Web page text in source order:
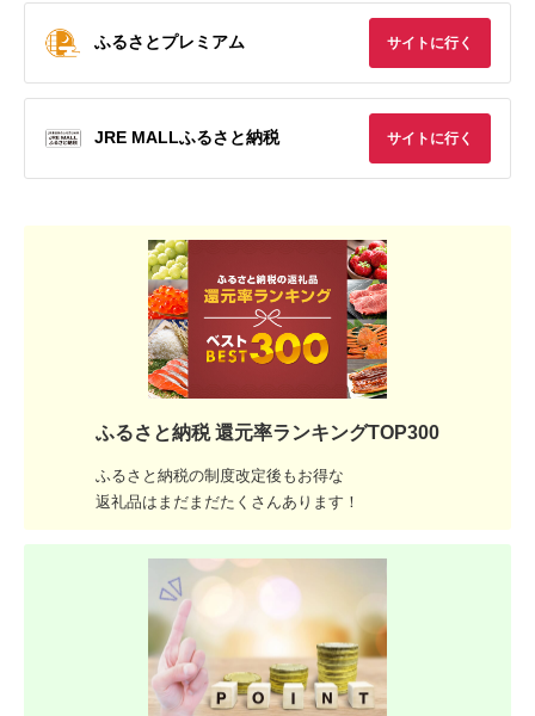
ふるさとプレミアム サイトに行く
JRE MALLふるさと納税 サイトに行く
ふるさと納税 還元率ランキングTOP300
ふるさと納税の制度改定後もお得な
返礼品はまだまだたくさんあります！